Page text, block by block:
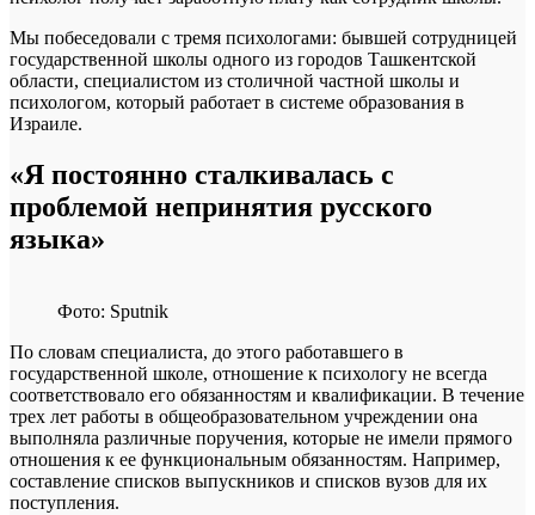
Мы побеседовали с тремя психологами: бывшей сотрудницей
государственной школы одного из городов Ташкентской
области, специалистом из столичной частной школы и
психологом, который работает в системе образования в
Израиле.
«Я постоянно сталкивалась с
проблемой непринятия русского
языка»
Фото: Sputnik
По словам специалиста, до этого работавшего в
государственной школе, отношение к психологу не всегда
соответствовало его обязанностям и квалификации. В течение
трех лет работы в общеобразовательном учреждении она
выполняла различные поручения, которые не имели прямого
отношения к ее функциональным обязанностям. Например,
составление списков выпускников и списков вузов для их
поступления.